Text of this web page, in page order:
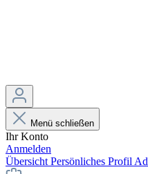
Menü schließen
Ihr Konto
Anmelden
Übersicht Persönliches Profil